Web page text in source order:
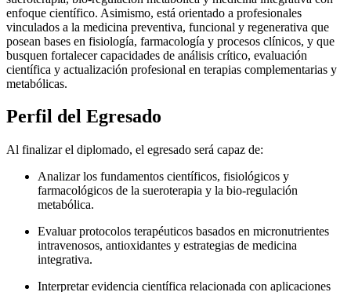
enfoque científico. Asimismo, está orientado a profesionales
vinculados a la medicina preventiva, funcional y regenerativa que
posean bases en fisiología, farmacología y procesos clínicos, y que
busquen fortalecer capacidades de análisis crítico, evaluación
científica y actualización profesional en terapias complementarias y
metabólicas.
Perfil del Egresado
Al finalizar el diplomado, el egresado será capaz de:
Analizar los fundamentos científicos, fisiológicos y
farmacológicos de la sueroterapia y la bio-regulación
metabólica.
Evaluar protocolos terapéuticos basados en micronutrientes
intravenosos, antioxidantes y estrategias de medicina
integrativa.
Interpretar evidencia científica relacionada con aplicaciones